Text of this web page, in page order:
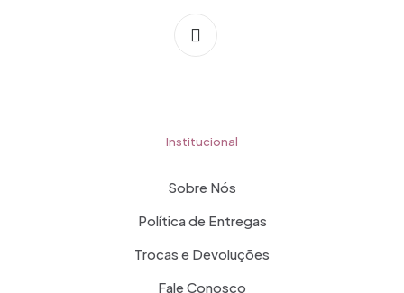
Institucional
Sobre Nós
Política de Entregas
Trocas e Devoluções
Fale Conosco